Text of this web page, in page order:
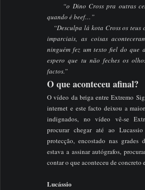
“o Dino Cross pra outras
quando é beef…”
“Desculpa lá kota Cross os teus
imparciais, as coisas
ninguém fez um texto fiel do que
espero que tu não feches os
factos.”
O que aconteceu afinal?
O vídeo da briga entre Extremo
internet e este facto deixou a
indignados, no vídeo vê-se
procurar chegar até ao
protecção, encostado nas
estava a assinar autógrafos,
contar o que aconteceu de concreto
Lucássio